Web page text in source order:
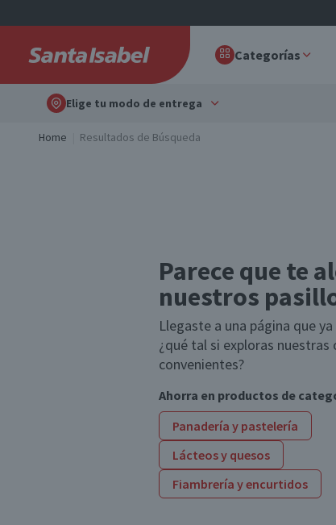
Categorías
Elige tu modo de entrega
Home Resultados de Búsqueda
Parece que te
nuestros
Llegaste a una página que
¿qué tal si exploras
convenientes?
Ahorra en productos de
Panadería y pastelería
Lácteos y quesos
Fiambrería y encurtidos